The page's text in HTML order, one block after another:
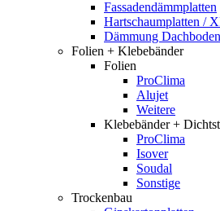
Fassadendämmplatten
Hartschaumplatten /
Dämmung
Folien + Klebebänder
Folien
ProClima
Alujet
Weitere
Klebebänder +
ProClima
Isover
Soudal
Sonstige
Trockenbau